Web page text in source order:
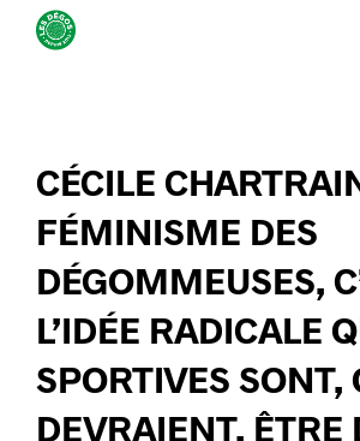
CÉCILE
FÉMINISME DES
DÉGOMMEUSES,
L’IDÉE RADICALE
SPORTIVES SONT,
DEVRAIENT, ÊTRE